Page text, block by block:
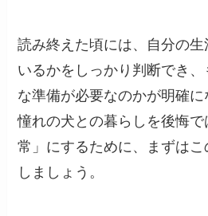
読み終えた頃には、自分の
いるかをしっかり判断でき
な準備が必要なのかが明確に
憧れの犬との暮らしを後悔で
常」にするために、まずはこ
しましょう。